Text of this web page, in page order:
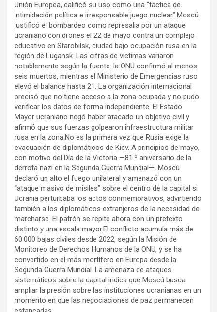
Unión Europea, calificó su uso como una “táctica de
intimidación política e irresponsable juego nuclear”.Moscú
justificó el bombardeo como represalia por un ataque
ucraniano con drones el 22 de mayo contra un complejo
educativo en Starobilsk, ciudad bajo ocupación rusa en la
región de Lugansk. Las cifras de víctimas variaron
notablemente según la fuente: la ONU confirmó al menos
seis muertos, mientras el Ministerio de Emergencias ruso
elevó el balance hasta 21. La organización internacional
precisó que no tiene acceso a la zona ocupada y no pudo
verificar los datos de forma independiente. El Estado
Mayor ucraniano negó haber atacado un objetivo civil y
afirmó que sus fuerzas golpearon infraestructura militar
rusa en la zona.No es la primera vez que Rusia exige la
evacuación de diplomáticos de Kiev. A principios de mayo,
con motivo del Día de la Victoria —81.º aniversario de la
derrota nazi en la Segunda Guerra Mundial—, Moscú
declaró un alto el fuego unilateral y amenazó con un
“ataque masivo de misiles” sobre el centro de la capital si
Ucrania perturbaba los actos conmemorativos, advirtiendo
también a los diplomáticos extranjeros de la necesidad de
marcharse. El patrón se repite ahora con un pretexto
distinto y una escala mayor.El conflicto acumula más de
60.000 bajas civiles desde 2022, según la Misión de
Monitoreo de Derechos Humanos de la ONU, y se ha
convertido en el más mortífero en Europa desde la
Segunda Guerra Mundial. La amenaza de ataques
sistemáticos sobre la capital indica que Moscú busca
ampliar la presión sobre las instituciones ucranianas en un
momento en que las negociaciones de paz permanecen